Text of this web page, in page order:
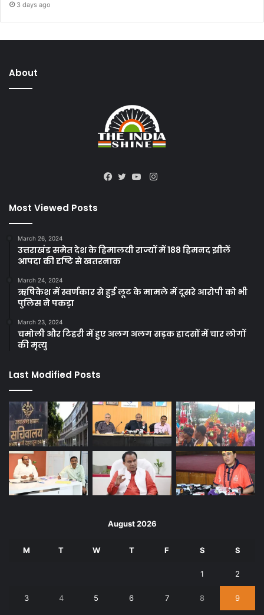
3 days ago
About
Instagram
Most Viewed Posts
March 26, 2024
उत्तराखंड समेत देश के हिमालयी राज्यों में 188 हिमनद झीलें
आपदा की दृष्टि से खतरनाक
March 24, 2024
ऋषिकेश में स्वर्णकार से हुई लूट के मामले में दूसरे आरोपी को भी
पुलिस ने पकड़ा
March 23, 2024
चमोली और टिहरी में हुए अलग अलग सड़क हादसों में चार लोगों
की मृत्यु
Last Modified Posts
August 2026
M T W T F S S
1 2
3 4 5 6 7 8 9